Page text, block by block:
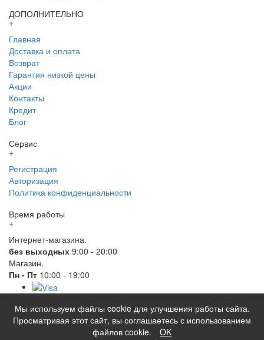
Мы используем файлы cookie для улучшения работы сайта.
Просматривая этот сайт, вы соглашаетесь с использованием
файлов cookie.
OK
ДОПОЛНИТЕЛЬНО
+
Главная
Доставка и оплата
Возврат
Гарантия низкой цены
Акции
Контакты
Кредит
Блог
Сервис
+
Регистрация
Авторизация
Политика конфиденциальности
Время работы
+
Интернет-магазина.
без выходных 9:00 - 20:00
Магазин.
Пн - Пт 10:00 - 19:00
© 2026 Все права защищены. Информация сайта защищена
законом об авторских правах. Вся информация на сайте носит
справочный характер и не является публичной офертой.